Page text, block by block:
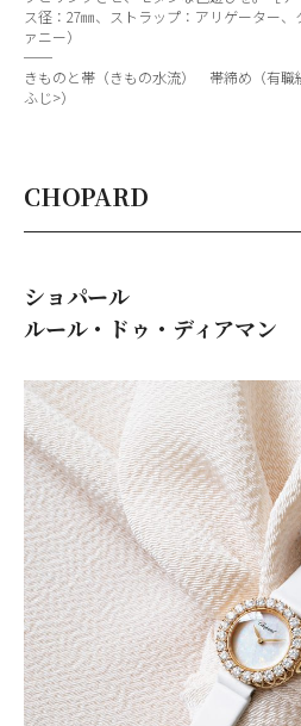
ス径：27㎜、ストラップ：アリゲーター、
ァニー）
──
きものと帯（きもの水流） 帯締め（有
ふじ>）
CHOPARD
ショパール
ルール・ドゥ・ディアマン